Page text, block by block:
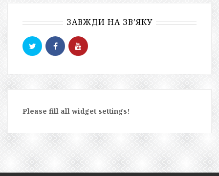
ЗАВЖДИ НА ЗВ’ЯКУ
Please fill all widget settings!